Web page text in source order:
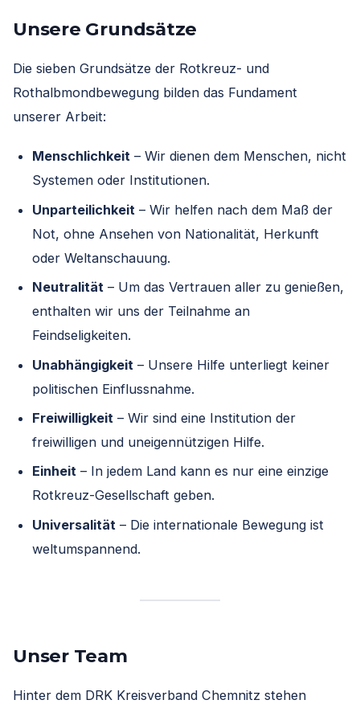
Unsere Grundsätze
Die sieben Grundsätze der Rotkreuz- und
Rothalbmondbewegung bilden das Fundament
unserer Arbeit:
Menschlichkeit – Wir dienen dem Menschen, nicht
Systemen oder Institutionen.
Unparteilichkeit – Wir helfen nach dem Maß der
Not, ohne Ansehen von Nationalität, Herkunft
oder Weltanschauung.
Neutralität – Um das Vertrauen aller zu genießen,
enthalten wir uns der Teilnahme an
Feindseligkeiten.
Unabhängigkeit – Unsere Hilfe unterliegt keiner
politischen Einflussnahme.
Freiwilligkeit – Wir sind eine Institution der
freiwilligen und uneigennützigen Hilfe.
Einheit – In jedem Land kann es nur eine einzige
Rotkreuz-Gesellschaft geben.
Universalität – Die internationale Bewegung ist
weltumspannend.
Unser Team
Hinter dem DRK Kreisverband Chemnitz stehen